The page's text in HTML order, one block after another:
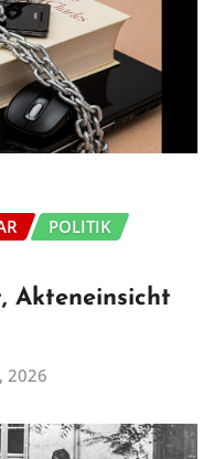
POLITIK
Akteneinsicht
2026